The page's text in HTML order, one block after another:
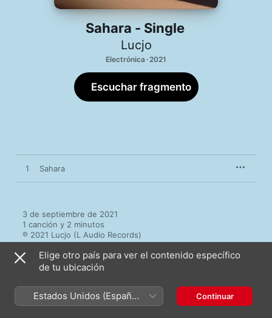
Sahara - Single
Lucjo
Electrónica · 2021
Escuchar fragmento
1 Sahara
3 de septiembre de 2021
1 canción y 2 minutos
℗ 2021 Lucjo (L Audio Records)
Más de Lucjo
Elige otro país para ver el contenido específico
de tu ubicación
Estados Unidos (Español
México)
Continuar